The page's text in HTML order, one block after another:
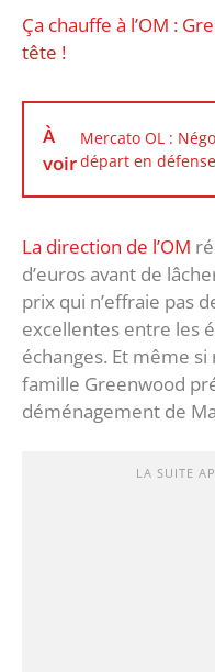
Ça chauffe à l’OM :
tête !
À
voir
Mercato OL :
départ en défense
La direction de l’OM
d’euros avant de
prix qui n’effraie pas
excellentes entre les
échanges. Et même
famille Greenwood
déménagement de
LA SUITE